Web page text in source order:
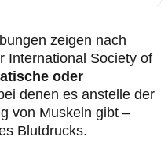
zeigen nach
International Society of
oder
denen es anstelle der
von Muskeln gibt –
Blutdrucks.